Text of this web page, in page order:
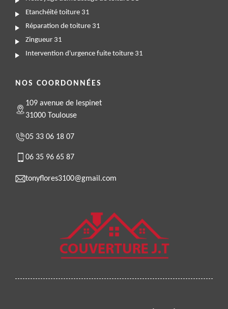
Etanchéité toiture 31
Réparation de toiture 31
Zingueur 31
Intervention d'urgence fuite toiture 31
NOS COORDONNÉES
109 avenue de lespinet
31000 Toulouse
05 33 06 18 07
06 35 96 65 87
tonyflores3100@gmail.com